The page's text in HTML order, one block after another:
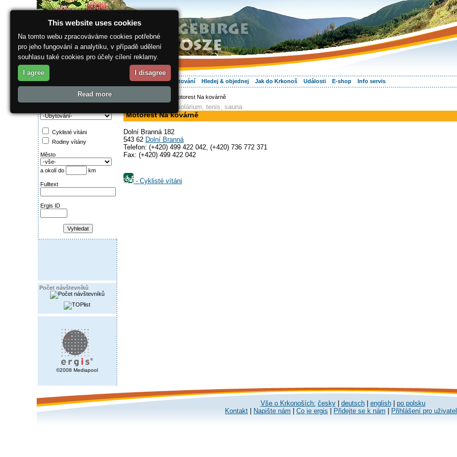
O regionu Vaše dovolená Ubytování Hledej & objednej Jak do Krkonoš Události E-shop Info servis
Najděte si:
Cyklisté vítáni
Rodiny vítány
Město
a okolí do km
Fulltext
Ergis ID
Počet návštevníků
©2008 Mediapool
> Motorest Na kovárně
hotel, restaurace, solárium, tenis, sauna
Motorest Na kovárně
Dolní Branná 182
543 62 Dolní Branná
Telefon: (+420) 499 422 042, (+420) 736 772 371
Fax: (+420) 499 422 042
- Cyklisté vítáni
Vše o Krkonoších: česky| deutsch| english| po polsku
Kontakt
Napište nám Co je ergis Přidejte se k nám Přihlášení pro
This website uses cookies
Na tomto webu zpracováváme cookies potřebné
pro jeho fungování a analytiku, v případě udělení
souhlasu také cookies pro účely cílení reklamy.
I agree I disagree
Read more